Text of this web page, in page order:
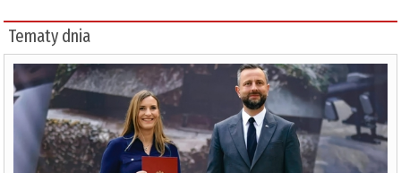
Tematy dnia